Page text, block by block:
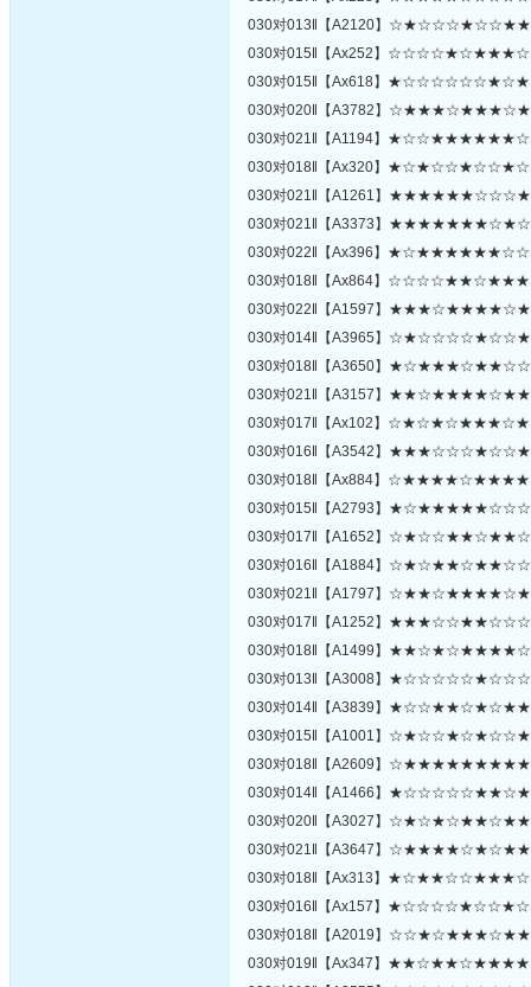
030对013‖【A2120】
030对015‖【Ax252】
030对015‖【Ax618】
030对020‖【A3782】
030对021‖【A1194】
030对018‖【Ax320】
030对021‖【A1261】
030对021‖【A3373】
030对022‖【Ax396】
030对018‖【Ax864】
030对022‖【A1597】
030对014‖【A3965】
030对018‖【A3650】
030对021‖【A3157】
030对017‖【Ax102】
030对016‖【A3542】
030对018‖【Ax884】
030对015‖【A2793】
030对017‖【A1652】
030对016‖【A1884】
030对021‖【A1797】
030对017‖【A1252】
030对018‖【A1499】
030对013‖【A3008】
030对014‖【A3839】
030对015‖【A1001】
030对018‖【A2609】
030对014‖【A1466】
030对020‖【A3027】
030对021‖【A3647】
030对018‖【Ax313】
030对016‖【Ax157】
030对018‖【A2019】
030对019‖【Ax347】